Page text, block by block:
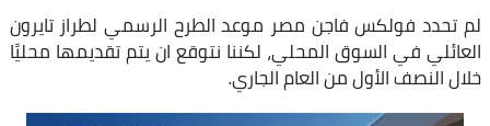
لم تحدد فولكس فاجن مصر موعد الطرح الرسمي لطراز تايرون
العائلي في السوق المحلي، لكننا نتوقع ان يتم تقديمها محليًا
خلال النصف الأول من العام الجاري.